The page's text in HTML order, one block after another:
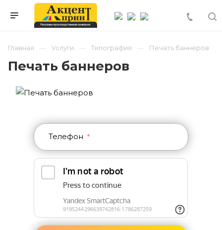
Главная Услуги Типография Печать баннеров
Печать баннеров
Телефон *